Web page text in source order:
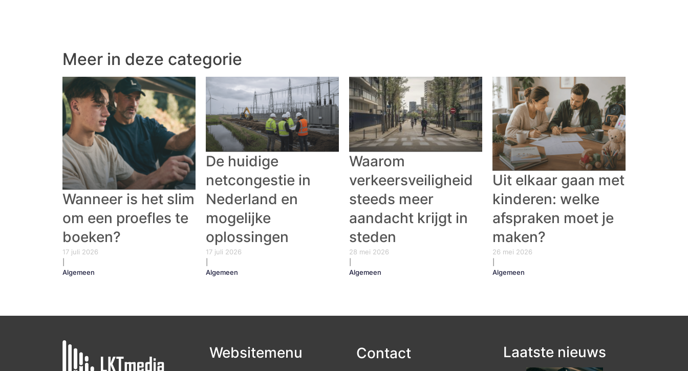
Meer in deze categorie
Wanneer is het slim
om een proefles te
boeken?
17 juli 2026
Algemeen
De huidige
netcongestie in
Nederland en
mogelijke
oplossingen
17 juli 2026
Algemeen
Waarom
verkeersveiligheid
steeds meer
aandacht krijgt in
steden
28 mei 2026
Algemeen
Uit elkaar gaan met
kinderen: welke
afspraken moet je
maken?
26 mei 2026
Algemeen
Websitemenu Contact Laatste nieuws